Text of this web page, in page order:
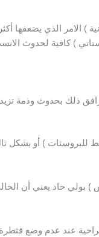
) الامر الذي يضعفها
) كافية لحدوث
ذلك بحدوث وذمة
) بولي حاد يعني أن
عند عدم وضع